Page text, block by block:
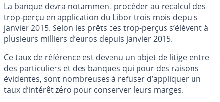
La banque devra notamment procéder au recalcul des
trop-perçu en application du Libor trois mois depuis
janvier 2015. Selon les prêts ces trop-perçus s’élèvent à
plusieurs milliers d’euros depuis janvier 2015.
Ce taux de référence est devenu un objet de litige entre
des particuliers et des banques qui pour des raisons
évidentes, sont nombreuses à refuser d’appliquer un
taux d’intérêt zéro pour conserver leurs marges.